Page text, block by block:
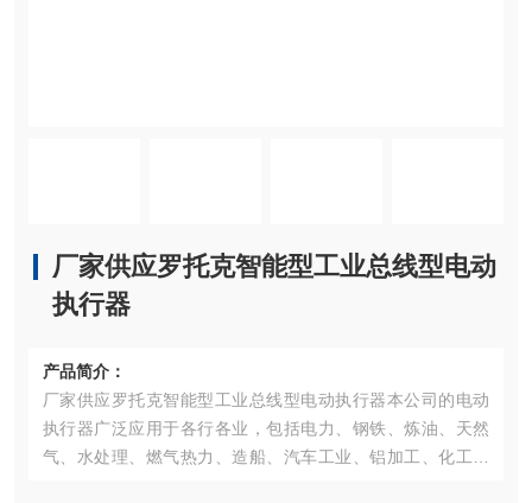
厂家供应罗托克智能型工业总线型电动
执行器
产品简介：
厂家供应罗托克智能型工业总线型电动执行器本公司的电动
执行器广泛应用于各行各业，包括电力、钢铁、炼油、天然
气、水处理、燃气热力、造船、汽车工业、铝加工、化工等